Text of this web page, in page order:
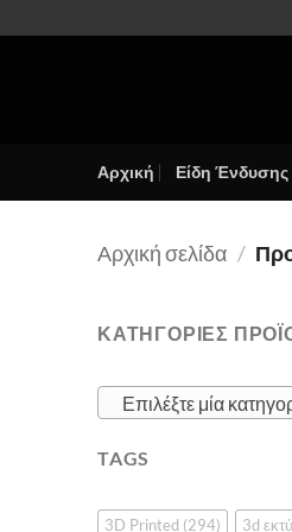
στο
Αρχική Είδη Ένδυσης
Αρχική σελίδα /
ΚΑΤΗΓΟΡΙΕΣ
Επιλέξτε μία
TAGS
3D Printed (294) 3d